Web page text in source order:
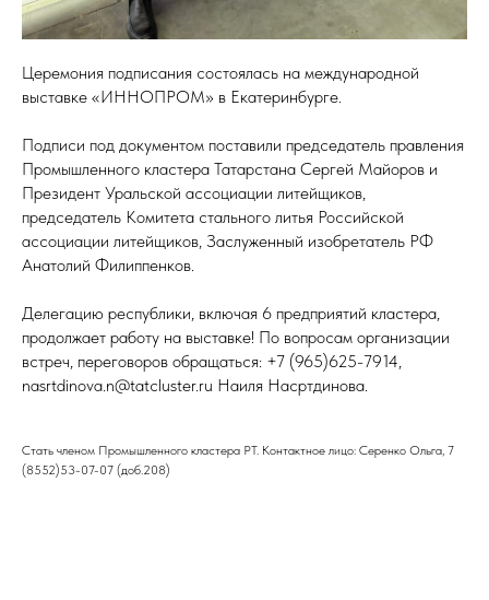
Церемония подписания состоялась на международной
выставке «ИННОПРОМ» в Екатеринбурге.
Подписи под документом поставили председатель правления
Промышленного кластера Татарстана Сергей Майоров и
Президент Уральской ассоциации литейщиков,
председатель Комитета стального литья Российской
ассоциации литейщиков, Заслуженный изобретатель РФ
Анатолий Филиппенков.
Делегацию республики, включая 6 предприятий кластера,
продолжает работу на выставке! По вопросам организации
встреч, переговоров обращаться: +7 (965)625-7914,
nasrtdinova.n@tatcluster.ru Наиля Насртдинова.
Стать членом Промышленного кластера РТ. Контактное лицо: Серенко Ольга, 7
(8552)53-07-07 (доб.208)